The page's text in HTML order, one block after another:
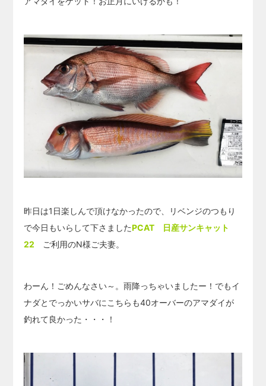
昨日は1日楽しんで頂けなかったので、リベンジのつもり
で今日もいらして下さましたPCAT 日産サンキャット
22 ご利用のN様ご夫妻。
わーん！ごめんなさい～。雨降っちゃいましたー！でもイ
ナダとでっかいサバにこちらも40オーバーのアマダイが
釣れて良かった・・・！